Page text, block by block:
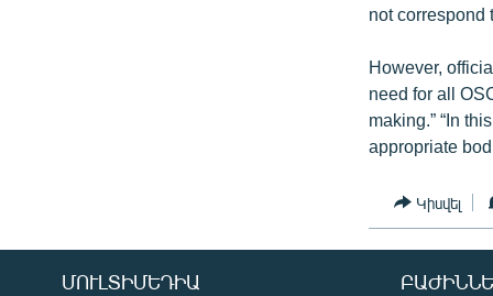
not correspond
However,
need for all
making.” “In
appropriate
Կիսվել
ՄՈՒԼՏԻՄԵԴԻԱ